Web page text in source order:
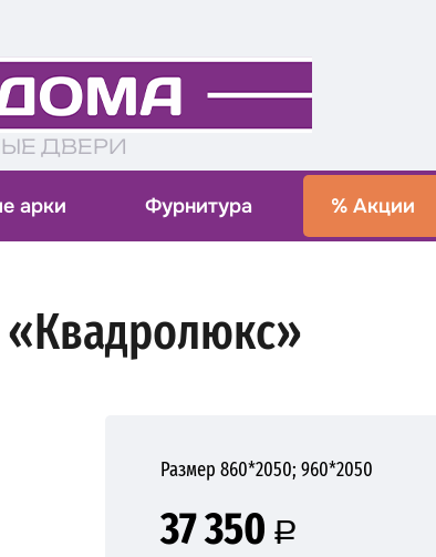
ДВЕРИ
арки Фурнитура % Акции
«Квадролюкс»
Размер 860*2050; 960*2050
37 350 a